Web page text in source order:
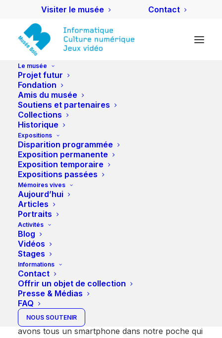
Visiter le musée Contact
Le musée
Projet futur
Fondation
Amis du musée
Soutiens et partenaires
Collections
Historique
Expositions
Disparition programmée
Exposition permanente
Exposition temporaire
Expositions passées
Mémoires vives
Aujourd’hui
Articles
Portraits
Activités
Blog
Vidéos
Stages
Informations
Contact
Offrir un objet de collection
Presse & Médias
FAQ
NOUS SOUTENIR
Exposition temporaire
#003
Seymour Cray, le
Superman des
superordinateurs
Le Cray X-MP/48, utilisé autrefois au CERN ainsi
que le Cray-1S, premier superordinateur Cray
installé en Suisse au Centre de Calcul de l’EPFL,
ont rejoint le Musée Bolo à côté du Cray-2 et du
Cray T3D.
Ces pièces ont une valeur historique importante
en Suisse et dans le monde. Ce sont les ancêtres
de nos micro-ordinateurs. Aujourd’hui, nous
avons tous un smartphone dans notre poche qui